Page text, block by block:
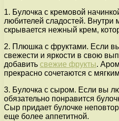
1. Булочка с кремовой
любителей сладостей. Внутри
скрывается нежный крем,
2. Плюшка с фруктами. Если
свежести и яркости в свою
добавить свежие фрукты.
прекрасно сочетаются с
3. Булочка с сыром. Если вы
обязательно понравится
Сыр придает булочке
еще более аппетитной.